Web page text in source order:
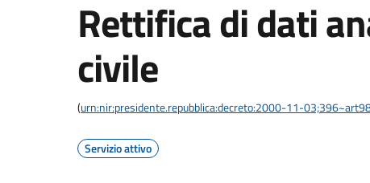
Rettifica di dati
civile
(urn:nir:presidente.repubblica:decreto:2000-11-
Servizio attivo